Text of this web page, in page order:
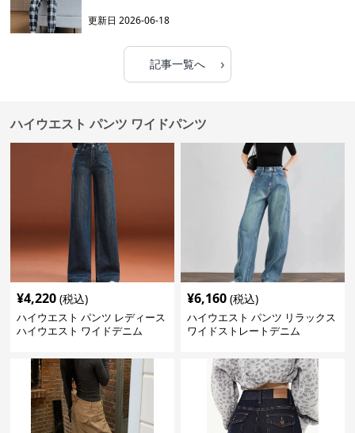
更新日2026-06-18
記事一覧へ ›
ハイウエスト パンツ ワイドパンツ
¥4,220 (税込)
ハイウエスト パンツ レディース
ハイウエスト ワイドデニム
¥6,160 (税込)
ハイウエスト パンツ リラックス
ワイドストレートデニム